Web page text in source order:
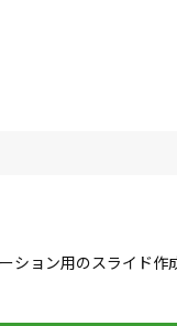
ョン用のスライド作